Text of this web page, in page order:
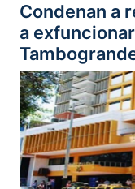
Condenan a
a